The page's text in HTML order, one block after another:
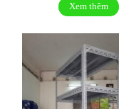
Xem thêm